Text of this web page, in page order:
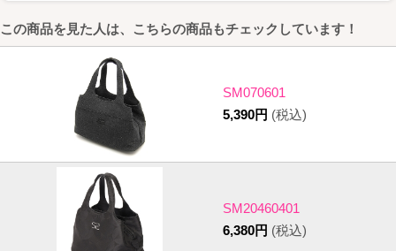
この商品を見た人は、こちらの商品もチェックしています！
SM070601
5,390円 (税込)
SM20460401
6,380円 (税込)